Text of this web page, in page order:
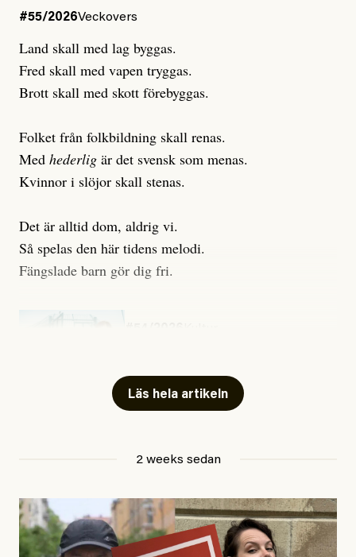
#55/2026Veckovers
Land skall med lag byggas.
Fred skall med vapen tryggas.
Brott skall med skott förebyggas.
Folket från folkbildning skall renas.
Med hederlig är det svensk som menas.
Kvinnor i slöjor skall stenas.
Det är alltid dom, aldrig vi.
Så spelas den här tidens melodi.
Fängslade barn gör dig fri.
Läs hela artikeln
2 weeks sedan